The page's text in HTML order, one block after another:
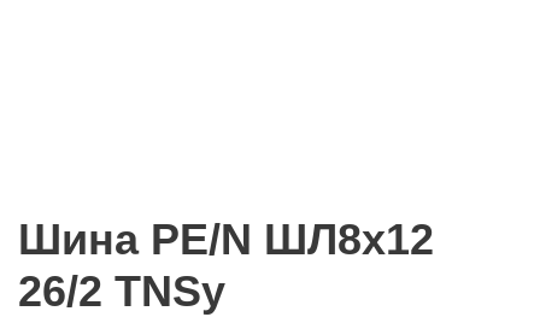
Шина PE/N ШЛ8х12
26/2 TNSy